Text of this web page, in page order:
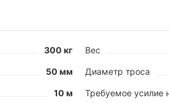
300 кг Вес
50 мм Диаметр троса
10 м
Требуемое усилие